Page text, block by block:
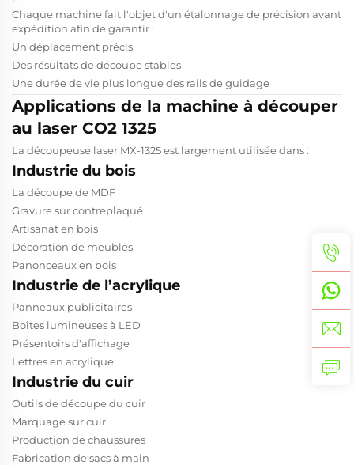
Chaque machine fait l'objet d'un étalonnage de précision avant
expédition afin de garantir :
Un déplacement précis
Des résultats de découpe stables
Une durée de vie plus longue des rails de guidage
Applications de la machine à découper
au laser CO2 1325
La découpeuse laser MX-1325 est largement utilisée dans :
Industrie du bois
La découpe de MDF
Gravure sur contreplaqué
Artisanat en bois
Décoration de meubles
Panonceaux en bois
Industrie de l’acrylique
Panneaux publicitaires
Boîtes lumineuses à LED
Présentoirs d'affichage
Lettres en acrylique
Industrie du cuir
Outils de découpe du cuir
Marquage sur cuir
Production de chaussures
Fabrication de sacs à main